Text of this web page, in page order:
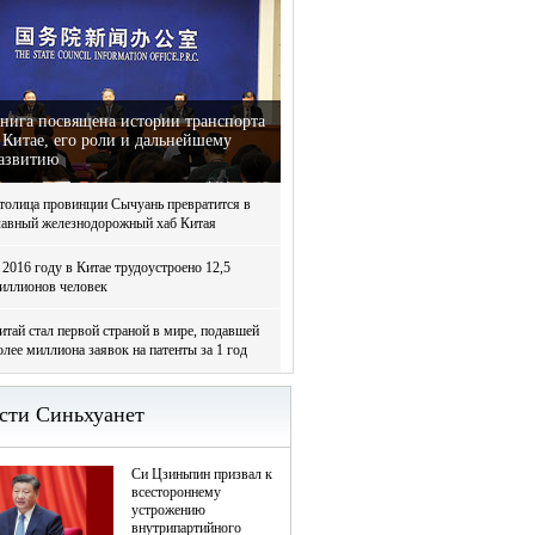
посвящена истории транспорта
его роли и дальнейшему
провинции Сычуань превратится в
железнодорожный хаб Китая
году в Китае трудоустроено 12,5
человек
стал первой страной в мире, подавшей
миллиона заявок на патенты за 1 год